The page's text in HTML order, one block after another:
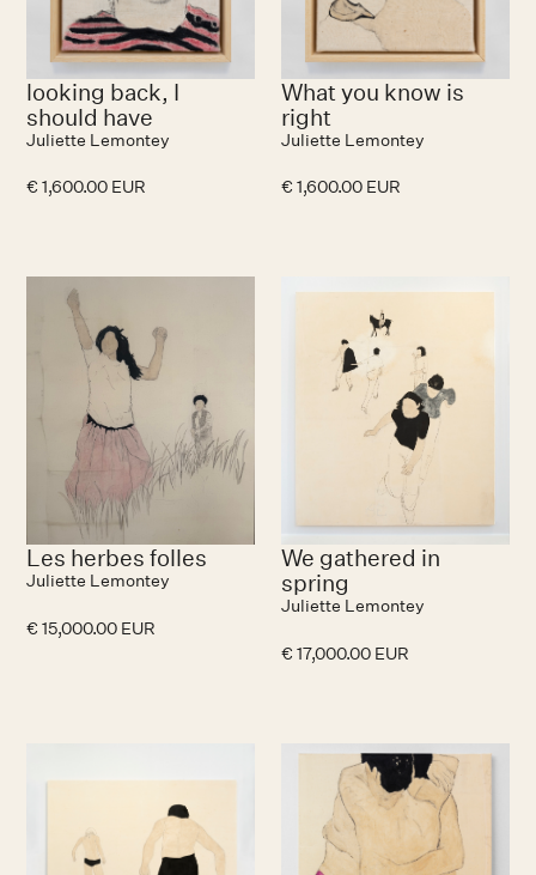
looking back, I
should have
Juliette Lemontey
€ 1,600.00 EUR
What you know is
right
Juliette Lemontey
€ 1,600.00 EUR
No items found.
Les herbes folles
Juliette Lemontey
€ 15,000.00 EUR
We gathered in
spring
Juliette Lemontey
€ 17,000.00 EUR